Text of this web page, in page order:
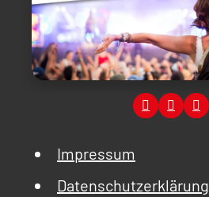
Impressum
Datenschutzerklärung